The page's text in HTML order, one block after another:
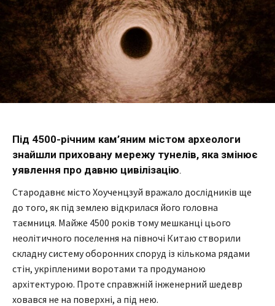
Під 4500-річним кам’яним містом археологи
знайшли приховану мережу тунелів, яка змінює
уявлення про давню цивілізацію.
Стародавнє місто Хоученцзуй вражало дослідників ще
до того, як під землею відкрилася його головна
таємниця. Майже 4500 років тому мешканці цього
неолітичного поселення на півночі Китаю створили
складну систему оборонних споруд із кількома рядами
стін, укріпленими воротами та продуманою
архітектурою. Проте справжній інженерний шедевр
ховався не на поверхні, а під нею.